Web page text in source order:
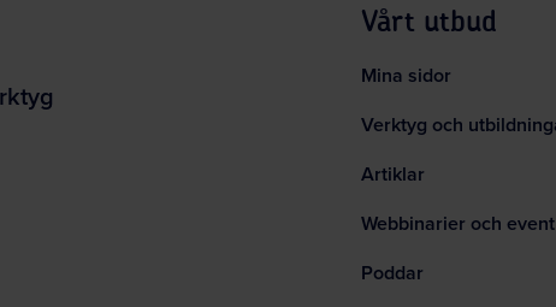
Vårt utbud
Mina sidor
Verktyg och
Artiklar
Webbinarier och event
Poddar